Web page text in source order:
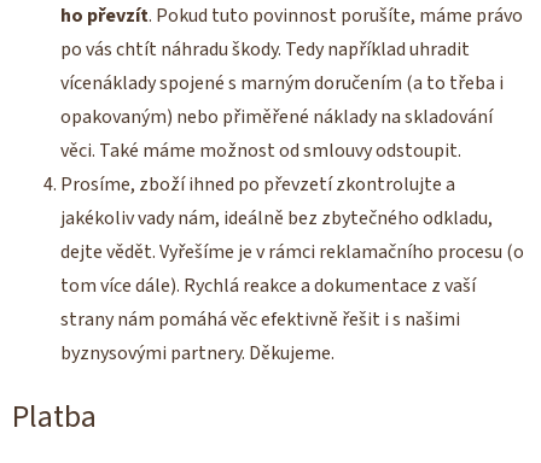
ho převzít. Pokud tuto povinnost porušíte, máme právo
po vás chtít náhradu škody. Tedy například uhradit
vícenáklady spojené s marným doručením (a to třeba i
opakovaným) nebo přiměřené náklady na skladování
věci. Také máme možnost od smlouvy odstoupit.
Prosíme, zboží ihned po převzetí zkontrolujte a
jakékoliv vady nám, ideálně bez zbytečného odkladu,
dejte vědět. Vyřešíme je v rámci reklamačního procesu (o
tom více dále). Rychlá reakce a dokumentace z vaší
strany nám pomáhá věc efektivně řešit i s našimi
byznysovými partnery. Děkujeme.
Platba